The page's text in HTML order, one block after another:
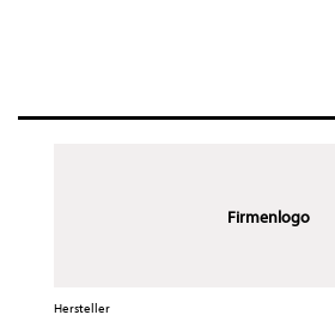
Firmenlogo
Hersteller